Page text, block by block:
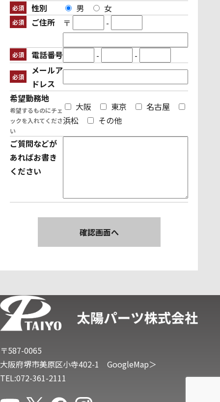
必須 性別 男 女
必須 ご住所 〒 -
必須 電話番号 - -
必須
メールア
ドレス
希望勤務地
希望するものにチェ
ックを入れてくださ
い
大阪 東京
名古屋
浜松
その他
ご質問などが
あればお書き
ください
〒587-0065
大阪府堺市美原区小寺402-1 GoogleMap＞
TEL:072-361-2111